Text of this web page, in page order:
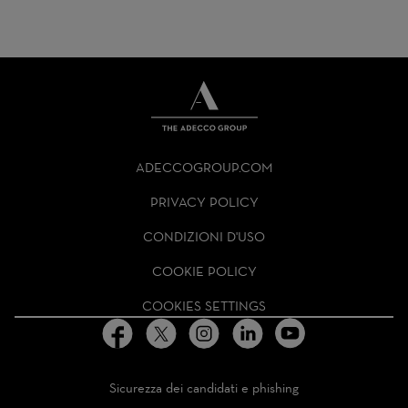
GROUP
HOMEPAGE
ADECCOGROUP.COM
PRIVACY POLICY
CONDIZIONI D'USO
COOKIE POLICY
COOKIES SETTINGS
Sicurezza dei candidati e phishing